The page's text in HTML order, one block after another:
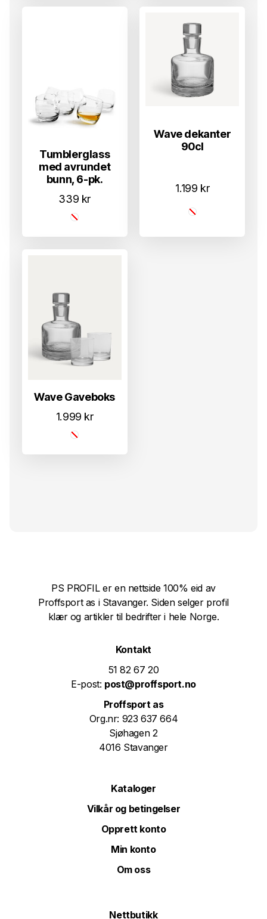
Tumblerglass
med avrundet
bunn, 6-pk.
339 kr
Wave dekanter
90cl
1.199 kr
Wave Gaveboks
1.999 kr
PS PROFIL er en nettside 100% eid av
Proffsport as i Stavanger. Siden selger profil
klær og artikler til bedrifter i hele Norge.
Kontakt
51 82 67 20
E-post: post@proffsport.no
Proffsport as
Org.nr: 923 637 664
Sjøhagen 2
4016 Stavanger
Kataloger
Vilkår og betingelser
Opprett konto
Min konto
Om oss
Nettbutikk